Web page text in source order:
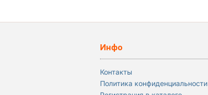
Инфо
Контакты
Политика конфиденциальности